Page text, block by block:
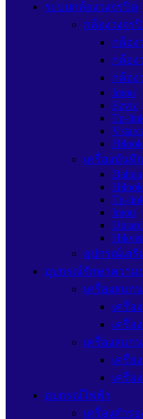
ระบบกล้องวงจรปิด
กล้องวงจร
กล้อง
กล้อง
กล้อง
Imou
Ezviz
Tp-
Hilook
เครื่องบันทึ
Dahua
Hilook
Tp-
Imou
อุปกรณ์เสริ
อุปกรณ์รักษาความ
เครื่องสแก
เครื่อ
เครื่อ
เครื่องสแก
เครื่อ
เครื่อ
อุปกรณ์ไฟฟ้า
เครื่องสำรอ